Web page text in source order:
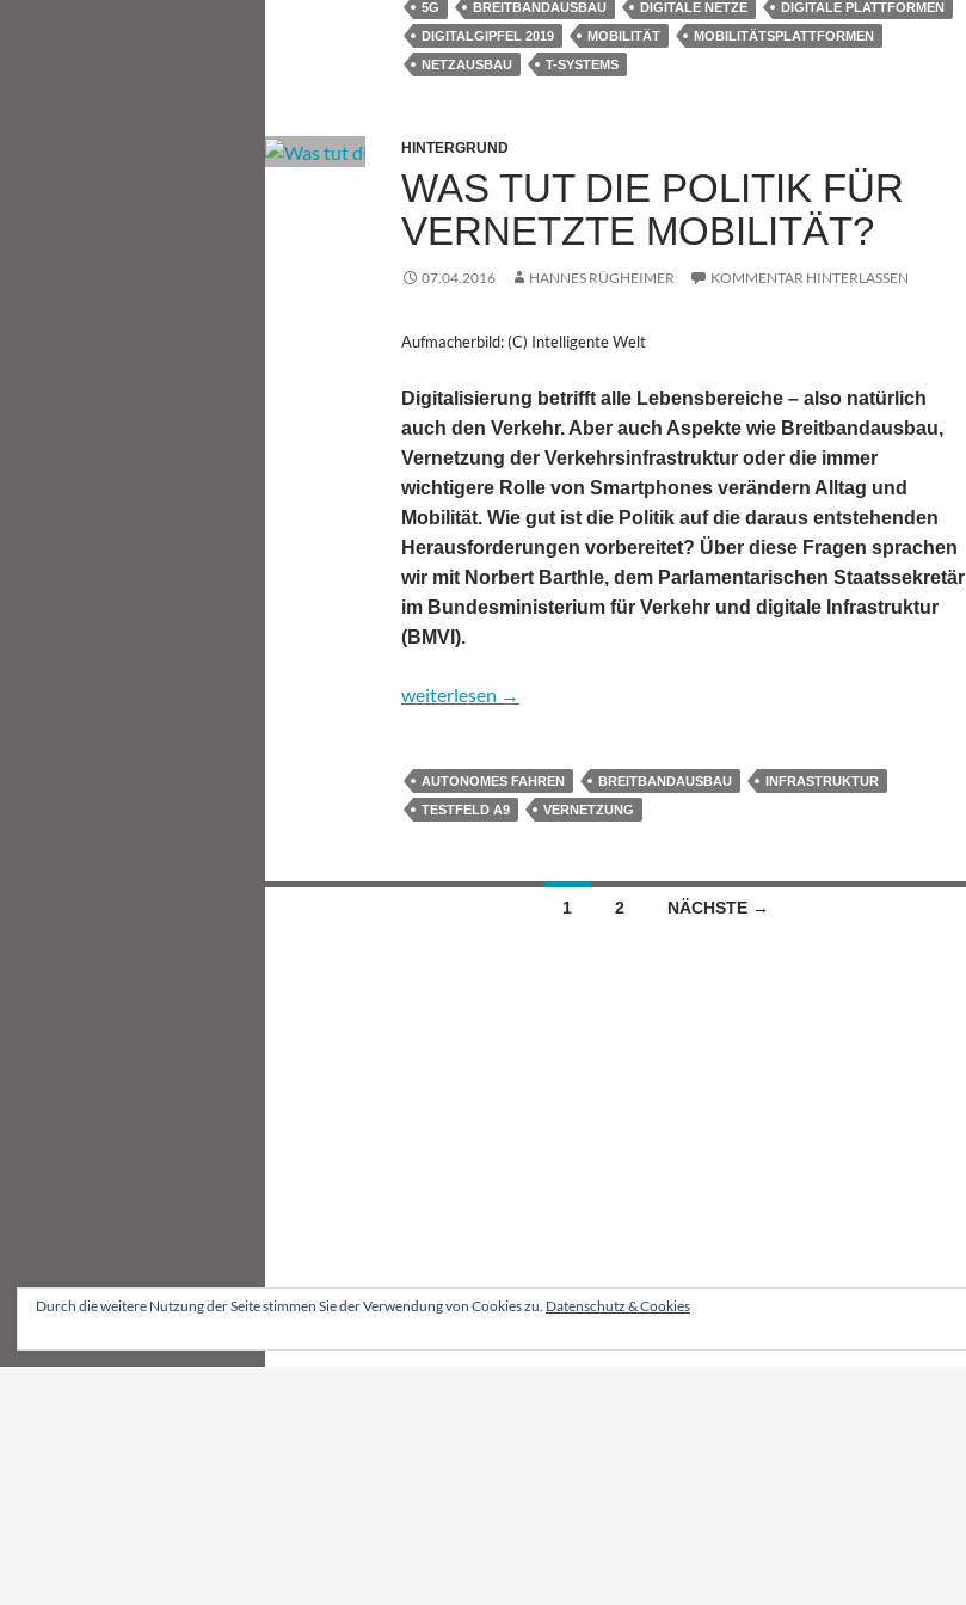
5G BREITBANDAUSBAU DIGITALE NETZE
DIGITALE PLATTFORMEN
DIGITALGIPFEL 2019
MOBILITÄT
MOBILITÄTSPLATTFORMEN
NETZAUSBAU
T-SYSTEMS
HINTERGRUND
WAS TUT DIE POLITIK FÜR
VERNETZTE MOBILITÄT?
07.04.2016 HANNES RÜGHEIMER KOMMENTAR HINTERLASSEN
Aufmacherbild: (C) Intelligente Welt
Digitalisierung betrifft alle Lebensbereiche – also natürlich
auch den Verkehr. Aber auch Aspekte wie Breitbandausbau,
Vernetzung der Verkehrsinfrastruktur oder die immer
wichtigere Rolle von Smartphones verändern Alltag und
Mobilität. Wie gut ist die Politik auf die daraus entstehenden
Herausforderungen vorbereitet? Über diese Fragen sprachen
wir mit Norbert Barthle, dem Parlamentarischen Staatssekretär
im Bundesministerium für Verkehr und digitale Infrastruktur
(BMVI).
Was tut die Politik für vernetzte Mobilität?
weiterlesen →
AUTONOMES FAHREN BREITBANDAUSBAU
INFRASTRUKTUR
TESTFELD A9
VERNETZUNG
1 2 NÄCHSTE →
Durch die weitere Nutzung der Seite stimmen Sie der Verwendung von Cookies zu. Datenschutz & Cookies